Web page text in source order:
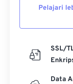
Pelajari
SSL/
Data